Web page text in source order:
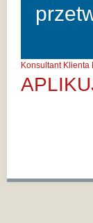
Konsultant